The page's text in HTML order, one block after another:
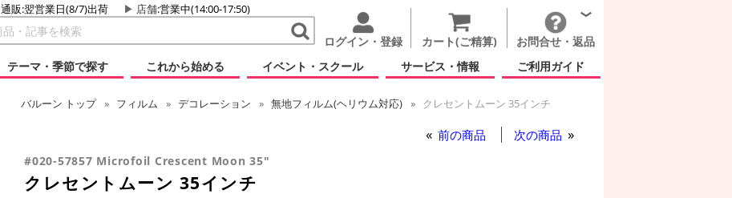
通販:翌営業日(8/7)出荷 店舗:営業中(14:00-17:50)
ログイン・登録 カート(ご精算)
お問合せ・返品
テーマ・季節で探す
これから始める イベント・スクール サービス・情報 ご利用ガイド
バルーン トップ フィルム デコレーション 無地フィルム(ヘリウム対応) クレセントムーン 35インチ
前の商品 次の商品
#020-57857 Microfoil Crescent Moon 35"
クレセントムーン 35インチ